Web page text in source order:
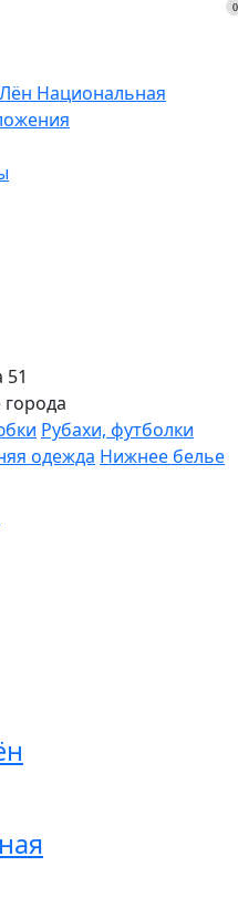
Лён Национальная
51
Рубахи, футболки
одежда Нижнее белье
0